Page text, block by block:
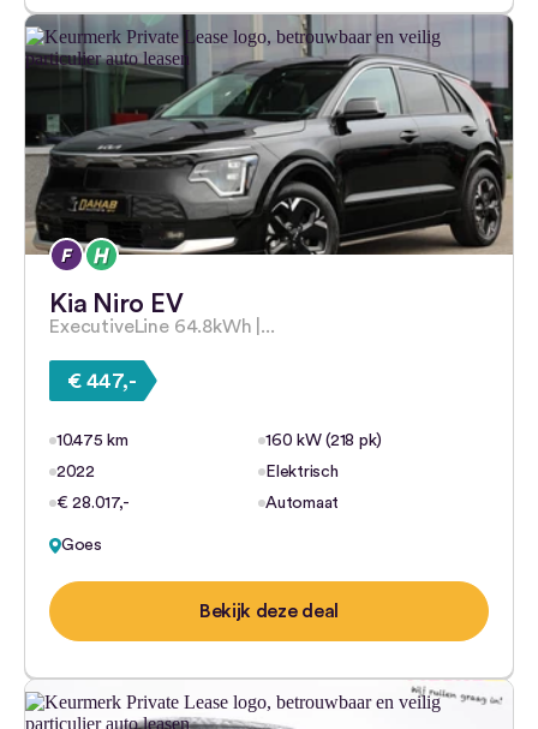
Kia Niro EV
ExecutiveLine 64.8kWh |...
€ 447,-
10.475 km
160 kW (218 pk)
2022
Elektrisch
€ 28.017,-
Automaat
Goes
Bekijk deze deal